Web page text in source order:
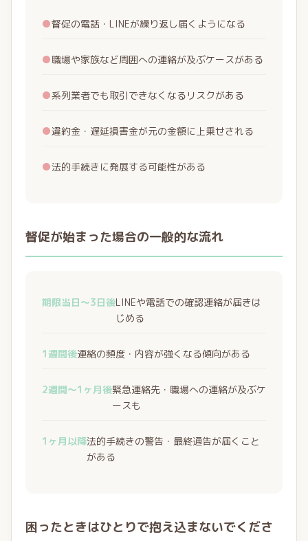
●督促の電話・LINEが繰り返し届くようになる
●職場や家族など周囲への連絡が及ぶケースがある
●系列業者でも取引できなくなるリスクがある
●違約金・遅延損害金が元の金額に上乗せされる
●法的手続きに発展する可能性がある
督促が始まった場合の一般的な流れ
期限当日〜3日後LINEや電話での確認連絡が届きは
じめる
1週間後連絡の頻度・内容が強くなる傾向がある
2週間〜1ヶ月後緊急連絡先・職場への連絡が及ぶケ
ースも
1ヶ月以降法的手続きの警告・最終通告が届くこと
がある
困ったときはひとりで抱え込まないでくださ